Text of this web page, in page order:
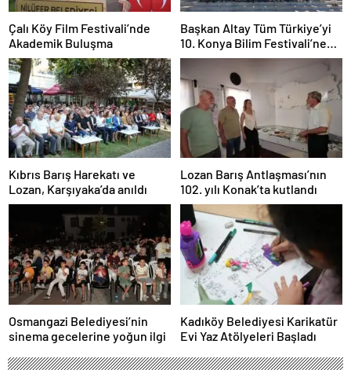
Çalı Köy Film Festivali’nde
Akademik Buluşma
Başkan Altay Tüm Türkiye’yi
10. Konya Bilim Festivali’ne
Davet Etti
Kıbrıs Barış Harekatı ve
Lozan, Karşıyaka’da anıldı
Lozan Barış Antlaşması’nın
102. yılı Konak’ta kutlandı
Osmangazi Belediyesi’nin
sinema gecelerine yoğun ilgi
Kadıköy Belediyesi Karikatür
Evi Yaz Atölyeleri Başladı